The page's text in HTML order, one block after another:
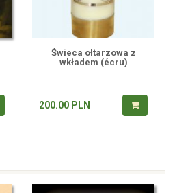
Świeca ołtarzowa z
wkładem (écru)
200.00 PLN